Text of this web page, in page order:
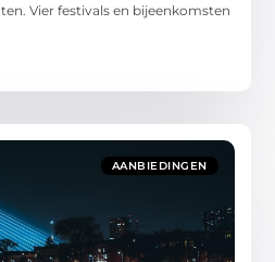
Vier festivals en bijeenkomsten
AANBIEDINGEN